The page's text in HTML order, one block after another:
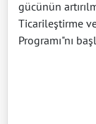
gücünün
Ticarileştirme
Programı"nı